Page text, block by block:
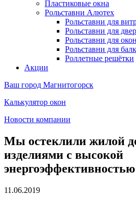
Пластиковые окна
Рольставни Алютех
Рольставни для
Рольставни для
Рольставни для окон
Рольставни для
Роллетные решётки
Акции
Ваш город Магнитогорск
Калькулятор окон
Новости компании
Мы остеклили жилой
изделиями с высокой
энергоэффективностью
11.06.2019